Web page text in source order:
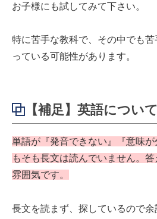
お子様にも試してみて下さい。
特に苦手な教科で、その中でも
っている可能性があります。
【補足】英語について
単語が『発音できない』『意味
もそも長文は読んでいません。
雰囲気です。
長文を読まず、探しているので余